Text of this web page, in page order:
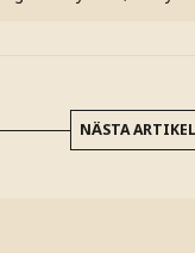
NÄSTA ARTIKEL